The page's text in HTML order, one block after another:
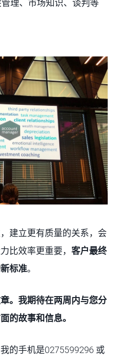
理、市场知识、谈判等
建立更有质量的关系，会
比效率更重要， 客户最终
标准。
。我期待在两周内与您分
的故事和信息。
的手机是0275599296 或